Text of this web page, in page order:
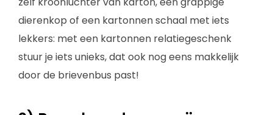
dierenkop of een kartonnen schaal met iets
lekkers: met een kartonnen relatiegeschenk
stuur je iets unieks, dat ook nog eens makkelijk
door de brievenbus past!